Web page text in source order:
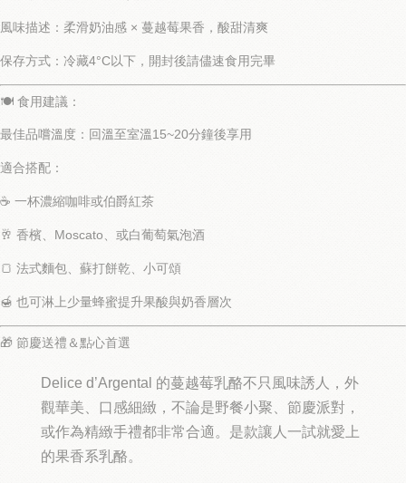
風味描述 ：柔滑奶油感 × 蔓越莓果香，酸甜清爽
保存方式 ：冷藏4°C以下，開封後請儘速食用完畢
🍽️ 食用建議：
最佳品嚐溫度： 回溫至室溫15~20分鐘後享用
適合搭配：
☕ 一杯濃縮咖啡或伯爵紅茶
🥂 香檳、Moscato、或白葡萄氣泡酒
🍞 法式麵包、蘇打餅乾、小可頌
🍯 也可淋上少量蜂蜜提升果酸與奶香層次
🎁 節慶送禮＆點心首選
Delice d’Argental 的蔓越莓乳酪不只風味誘人， 外
觀華美、口感細緻 ，不論是野餐小聚、節慶派對，
或作為精緻手禮都非常合適。是款讓人一試就愛上
的果香系乳酪。